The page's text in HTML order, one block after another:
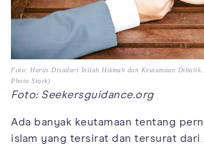
Foto: Harus Disadari Inilah Hikmah dan Keutamaan Dibalik
Photo Stock)
Foto: Seekersguidance.org
Ada banyak keutamaan tentang
islam yang tersirat dan tersurat dari